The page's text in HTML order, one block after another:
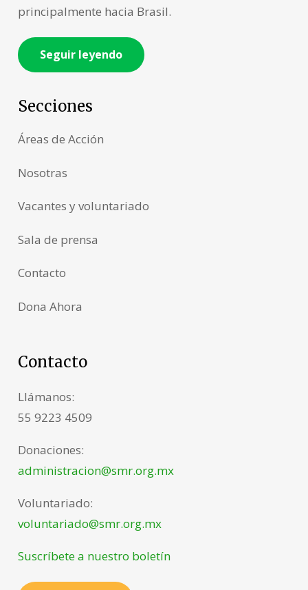
principalmente hacia Brasil.
Seguir leyendo
Secciones
Áreas de Acción
Nosotras
Vacantes y voluntariado
Sala de prensa
Contacto
Dona Ahora
Contacto
Llámanos:
55 9223 4509
Donaciones:
administracion@smr.org.mx
Voluntariado:
voluntariado@smr.org.mx
Suscríbete a nuestro boletín